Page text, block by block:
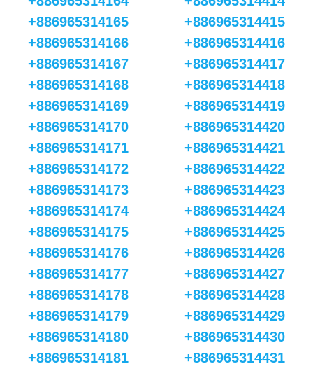
+886965314165
+886965314166
+886965314167
+886965314168
+886965314169
+886965314170
+886965314171
+886965314172
+886965314173
+886965314174
+886965314175
+886965314176
+886965314177
+886965314178
+886965314179
+886965314180
+886965314181
+886965314415
+886965314416
+886965314417
+886965314418
+886965314419
+886965314420
+886965314421
+886965314422
+886965314423
+886965314424
+886965314425
+886965314426
+886965314427
+886965314428
+886965314429
+886965314430
+886965314431